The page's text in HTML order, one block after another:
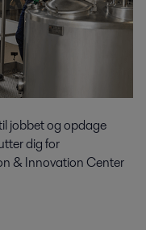
jobbet og opdage
dig for
& Innovation Center